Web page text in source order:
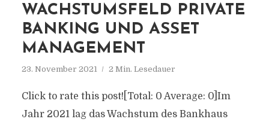
WACHSTUMSFELD PRIVATE
BANKING UND ASSET
MANAGEMENT
23. November 2021 2 Min. Lesedauer
Click to rate this post![Total: 0 Average: 0]Im
Jahr 2021 lag das Wachstum des Bankhaus